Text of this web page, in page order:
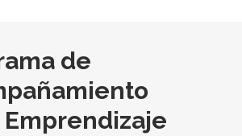
de